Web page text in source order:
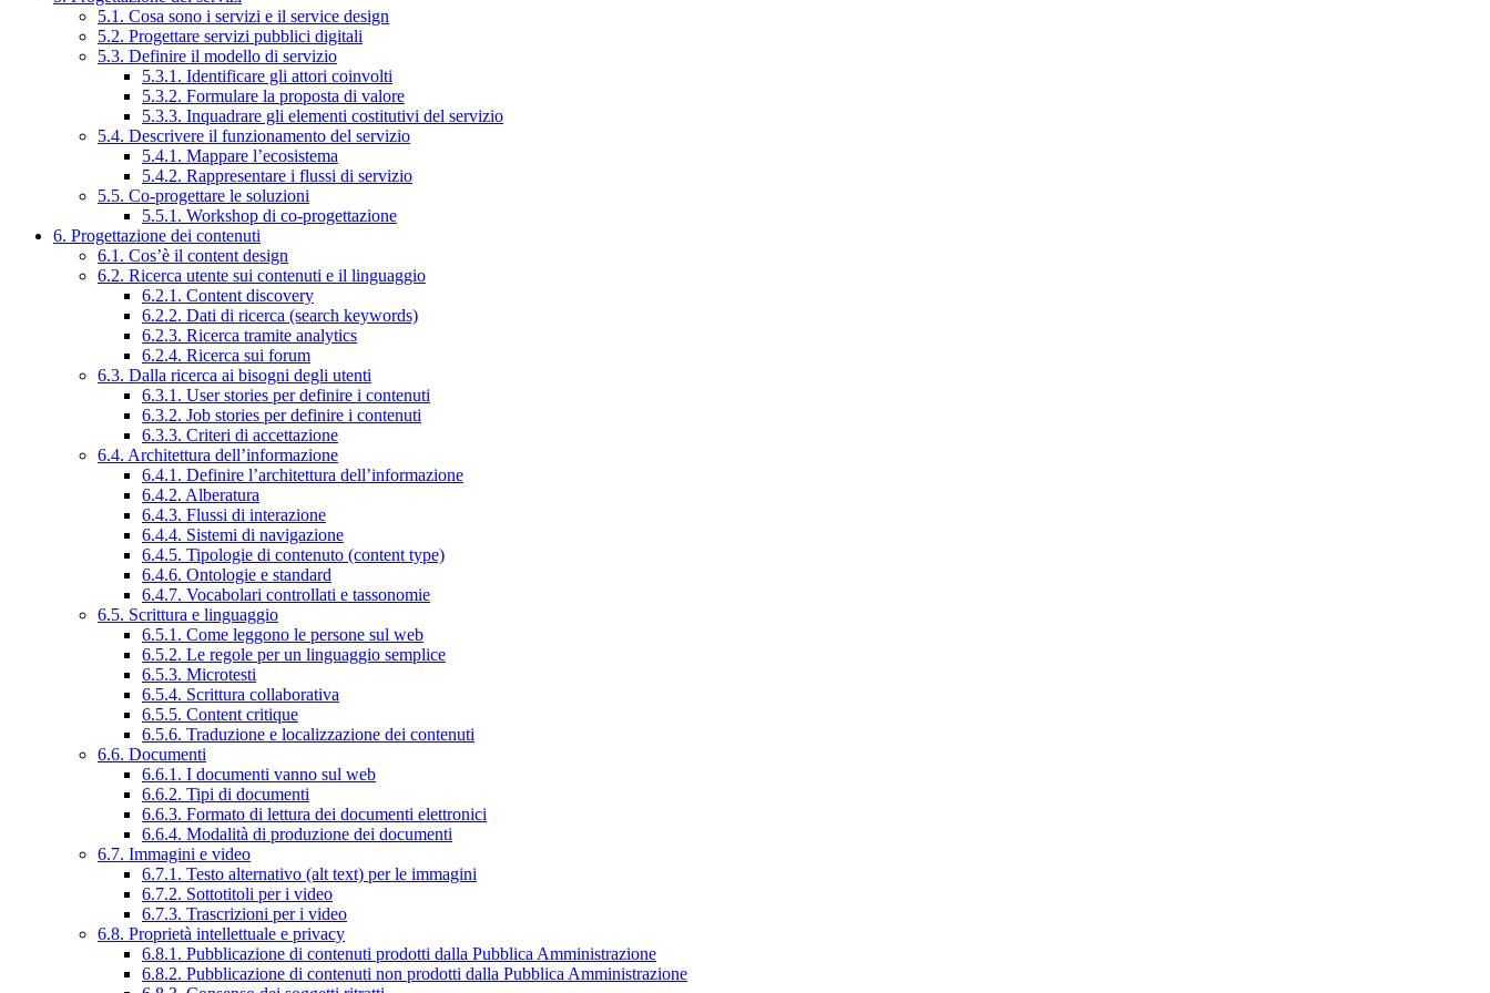
5.1. Cosa sono i servizi e il service design
5.2. Progettare servizi pubblici digitali
5.3. Definire il modello di servizio
5.3.1. Identificare gli attori coinvolti
5.3.2. Formulare la proposta di valore
5.3.3. Inquadrare gli elementi costitutivi del servizio
5.4. Descrivere il funzionamento del servizio
5.4.1. Mappare l’ecosistema
5.4.2. Rappresentare i flussi di servizio
5.5. Co-progettare le soluzioni
5.5.1. Workshop di co-progettazione
6. Progettazione dei contenuti
6.1. Cos’è il content design
6.2. Ricerca utente sui contenuti e il linguaggio
6.2.1. Content discovery
6.2.2. Dati di ricerca (search keywords)
6.2.3. Ricerca tramite analytics
6.2.4. Ricerca sui forum
6.3. Dalla ricerca ai bisogni degli utenti
6.3.1. User stories per definire i contenuti
6.3.2. Job stories per definire i contenuti
6.3.3. Criteri di accettazione
6.4. Architettura dell’informazione
6.4.1. Definire l’architettura dell’informazione
6.4.2. Alberatura
6.4.3. Flussi di interazione
6.4.4. Sistemi di navigazione
6.4.5. Tipologie di contenuto (content type)
6.4.6. Ontologie e standard
6.4.7. Vocabolari controllati e tassonomie
6.5. Scrittura e linguaggio
6.5.1. Come leggono le persone sul web
6.5.2. Le regole per un linguaggio semplice
6.5.3. Microtesti
6.5.4. Scrittura collaborativa
6.5.5. Content critique
6.5.6. Traduzione e localizzazione dei contenuti
6.6. Documenti
6.6.1. I documenti vanno sul web
6.6.2. Tipi di documenti
6.6.3. Formato di lettura dei documenti elettronici
6.6.4. Modalità di produzione dei documenti
6.7. Immagini e video
6.7.1. Testo alternativo (alt text) per le immagini
6.7.2. Sottotitoli per i video
6.7.3. Trascrizioni per i video
6.8. Proprietà intellettuale e privacy
6.8.1. Pubblicazione di contenuti prodotti dalla Pubblica Amministrazione
6.8.2. Pubblicazione di contenuti non prodotti dalla Pubblica Amministrazione